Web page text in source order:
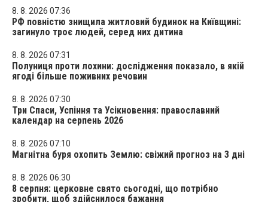
8. 8. 2026 07:36
РФ повністю знищила житловий будинок на Київщині:
загинуло троє людей, серед них дитина
8. 8. 2026 07:31
Полуниця проти лохини: дослідження показало, в якій
ягоді більше поживних речовин
8. 8. 2026 07:30
Три Спаси, Успіння та Усікновення: православний
календар на серпень 2026
8. 8. 2026 07:10
Магнітна буря охопить Землю: свіжий прогноз на 3 дні
8. 8. 2026 06:30
8 серпня: церковне свято сьогодні, що потрібно
зробити, щоб здійснилося бажання